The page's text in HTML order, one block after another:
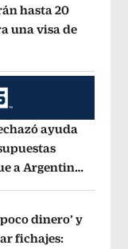
hasta 20
una visa de
in new window
ayuda
a Argentina
dinero’ y
fichajes: